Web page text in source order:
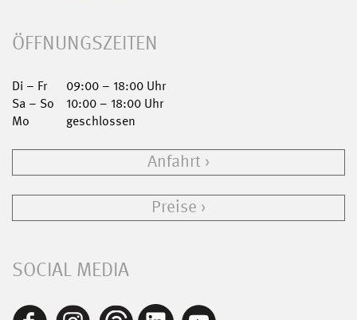
ÖFFNUNGSZEITEN
Di – Fr
09:00 – 18:00 Uhr
Sa – So
10:00 – 18:00 Uhr
Mo
geschlossen
Anfahrt
Preise
SOCIAL MEDIA